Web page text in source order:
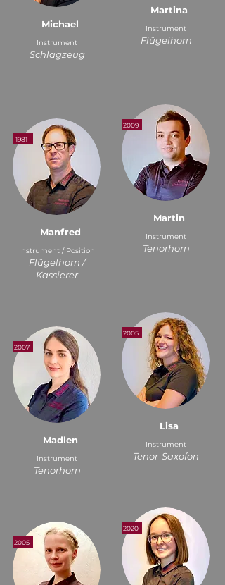
Michael
Instrument
Schlagzeug
1981
Manfred
Instrument / Position
Flügelhorn /
Kassierer
2007
Madlen
Instrument
Tenorhorn
2005
Martina
Instrument
Flügelhorn
2009
Martin
Instrument
Tenorhorn
2005
Lisa
Instrument
Tenor-Saxofon
2020